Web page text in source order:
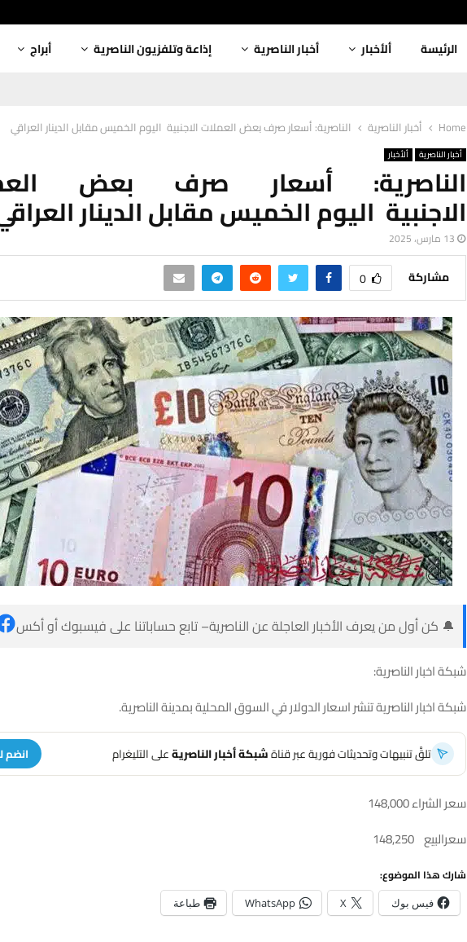
الرئيسة ألأخبار أخبار الناصرية إذاعة وتلفزيون الناصرية أبراج
Home أخبار الناصرية الناصرية: أسعار صرف بعض العملات الاجنبية اليوم الخميس مقابل الدينار العراقي
أخبار الناصرية ألأخبار
الناصرية: أسعار صرف بعض
الاجنبية اليوم الخميس مقابل الدينار
13 مارس، 2025
مشاركة 0
🔔 كن أول من يعرف الأخبار العاجلة عن الناصرية– تابع حساباتنا على فيسبوك أو أكس
شبكة اخبار الناصرية:
شبكة اخبار الناصرية تنشر اسعار الدولار في السوق المحلية بمدينة الناصرية.
تلقَّ تنبيهات وتحديثات فورية عبر قناةشبكة أخبار الناصريةعلى التليغرام انضم
سعر الشراء 148,000
سعرالبيع 148,250
شارك هذا الموضوع:
فيس بوك X
WhatsApp طباعة